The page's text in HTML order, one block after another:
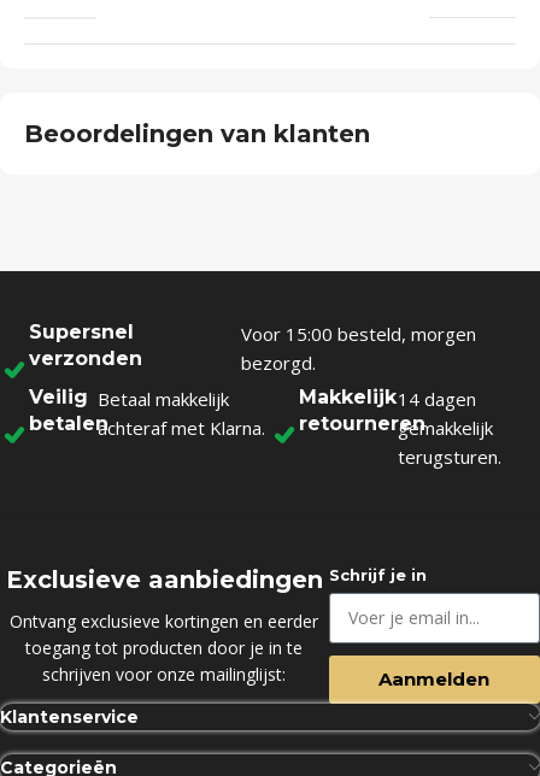
Beoordelingen van klanten
Supersnel
verzonden
Voor 15:00 besteld, morgen
bezorgd.
Veilig
betalen
Betaal makkelijk
achteraf met Klarna.
Makkelijk
retourneren
14 dagen
gemakkelijk
terugsturen.
Exclusieve aanbiedingen
Ontvang exclusieve kortingen en eerder
toegang tot producten door je in te
schrijven voor onze mailinglijst:
Schrijf je in
Aanmelden
Klantenservice
Categorieën